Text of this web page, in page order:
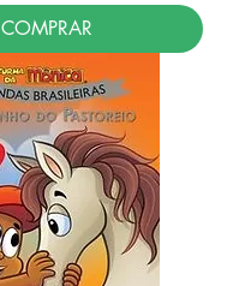
COMPRAR